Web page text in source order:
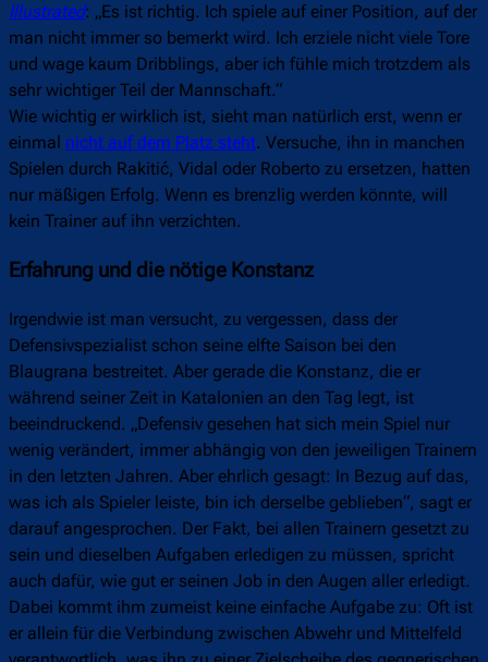
Illustrated: „Es ist richtig. Ich spiele auf einer Position, auf der
man nicht immer so bemerkt wird. Ich erziele nicht viele Tore
und wage kaum Dribblings, aber ich fühle mich trotzdem als
sehr wichtiger Teil der Mannschaft.“
Wie wichtig er wirklich ist, sieht man natürlich erst, wenn er
einmal nicht auf dem Platz steht. Versuche, ihn in manchen
Spielen durch Rakitić, Vidal oder Roberto zu ersetzen, hatten
nur mäßigen Erfolg. Wenn es brenzlig werden könnte, will
kein Trainer auf ihn verzichten.
Erfahrung und die nötige Konstanz
Irgendwie ist man versucht, zu vergessen, dass der
Defensivspezialist schon seine elfte Saison bei den
Blaugrana bestreitet. Aber gerade die Konstanz, die er
während seiner Zeit in Katalonien an den Tag legt, ist
beeindruckend. „Defensiv gesehen hat sich mein Spiel nur
wenig verändert, immer abhängig von den jeweiligen Trainern
in den letzten Jahren. Aber ehrlich gesagt: In Bezug auf das,
was ich als Spieler leiste, bin ich derselbe geblieben“, sagt er
darauf angesprochen. Der Fakt, bei allen Trainern gesetzt zu
sein und dieselben Aufgaben erledigen zu müssen, spricht
auch dafür, wie gut er seinen Job in den Augen aller erledigt.
Dabei kommt ihm zumeist keine einfache Aufgabe zu: Oft ist
er allein für die Verbindung zwischen Abwehr und Mittelfeld